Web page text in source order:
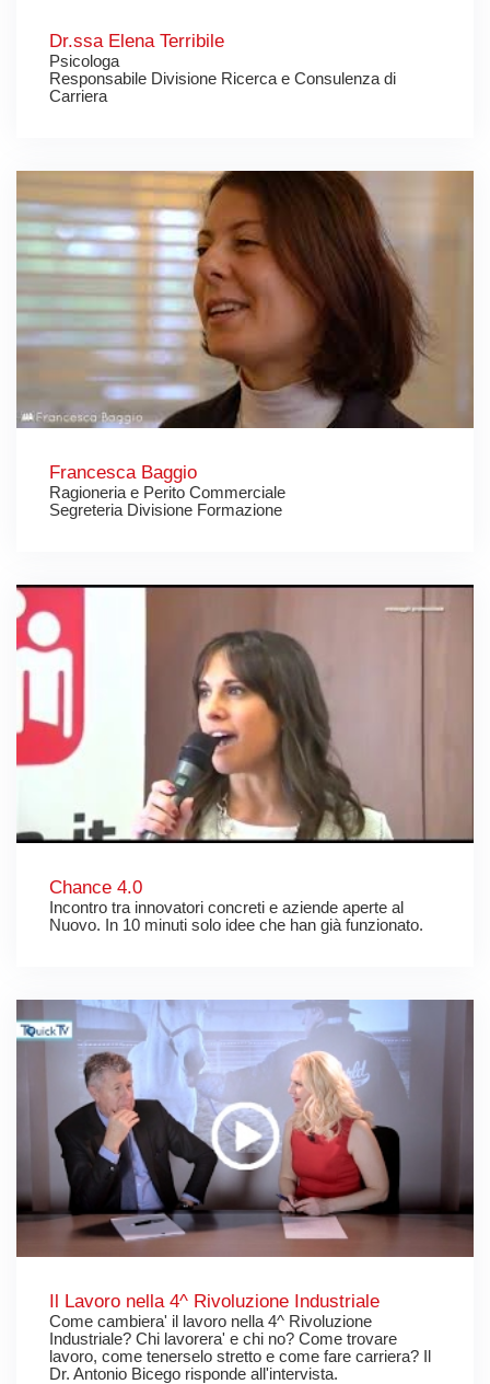
Dr.ssa Elena Terribile
Psicologa
Responsabile Divisione Ricerca e Consulenza di
Carriera
Francesca Baggio
Ragioneria e Perito Commerciale
Segreteria Divisione Formazione
Chance 4.0
Incontro tra innovatori concreti e aziende aperte al
Nuovo. In 10 minuti solo idee che han già funzionato.
Il Lavoro nella 4^ Rivoluzione Industriale
Come cambiera' il lavoro nella 4^ Rivoluzione
Industriale? Chi lavorera' e chi no? Come trovare
lavoro, come tenerselo stretto e come fare carriera? Il
Dr. Antonio Bicego risponde all'intervista.